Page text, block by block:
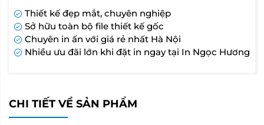
Thiết kế đẹp mắt, chuyên nghiệp
Sở hữu toàn bộ file thiết kế gốc
Chuyên in ấn với giá rẻ nhất Hà Nội
Nhiều ưu đãi lớn khi đặt in ngay tại In Ngọc Hương
CHI TIẾT VỀ SẢN PHẨM